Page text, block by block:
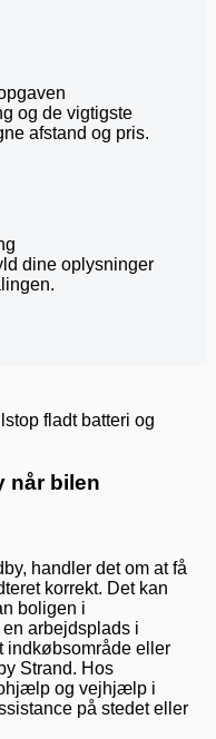
og de vigtigste
afstand og pris.
dine oplysninger
når bilen
handler det om at få
korrekt. Det kan
boligen i
arbejdsplads i
indkøbsområde eller
Strand. Hos
og vejhjælp i
på stedet eller